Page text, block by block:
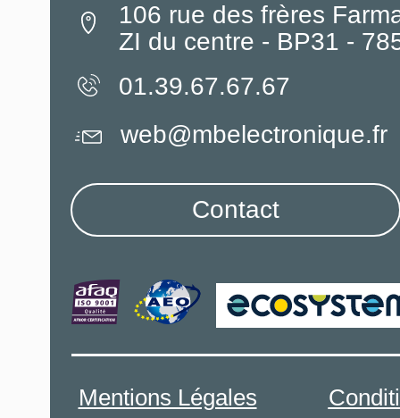
106 rue des frères
ZI du centre - BP31 -
01.39.67.67.67
Mentions Légales
web@mbelectronique.fr
Contact